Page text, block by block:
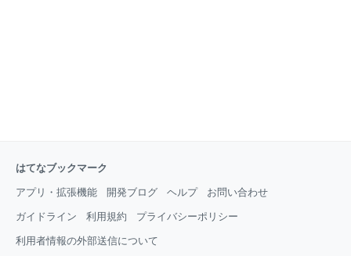
はてなブックマーク
アプリ・拡張機能 開発ブログ ヘルプ お問い合わせ
ガイドライン 利用規約 プライバシーポリシー
利用者情報の外部送信について